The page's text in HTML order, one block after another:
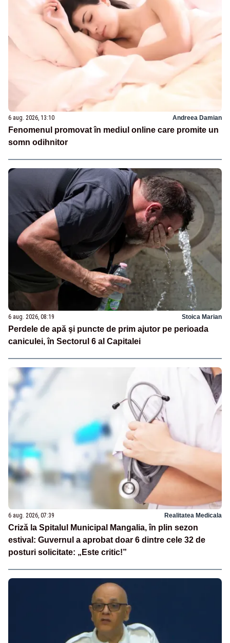
6 aug. 2026, 13:10 Andreea Damian
Fenomenul promovat în mediul online care promite un
somn odihnitor
6 aug. 2026, 08:19 Stoica Marian
Perdele de apă şi puncte de prim ajutor pe perioada
caniculei, în Sectorul 6 al Capitalei
6 aug. 2026, 07:39 Realitatea Medicala
Criză la Spitalul Municipal Mangalia, în plin sezon
estival: Guvernul a aprobat doar 6 dintre cele 32 de
posturi solicitate: „Este critic!”